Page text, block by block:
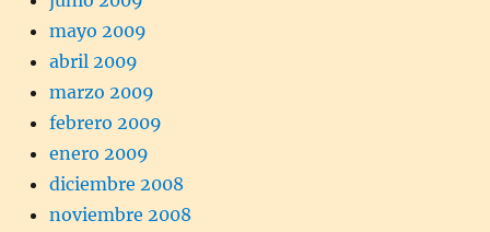
mayo 2009
abril 2009
marzo 2009
febrero 2009
enero 2009
diciembre 2008
noviembre 2008